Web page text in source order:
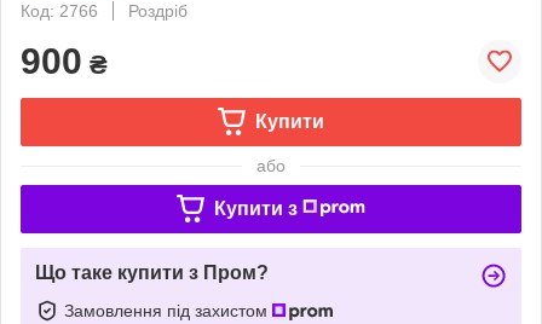
Код: 2766
Роздріб
900 ₴
Купити
або
Купити з
Що таке купити з Пром?
Замовлення під захистом